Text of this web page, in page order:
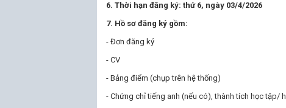
6. Thời hạn đăng ký: thứ 6, ngày 03/4/2026
7. Hồ sơ đăng ký gồm:
- Đơn đăng ký
- CV
- Bảng điểm (chụp trên hệ thống)
- Chứng chỉ tiếng anh (nếu có), thành tích học tập/